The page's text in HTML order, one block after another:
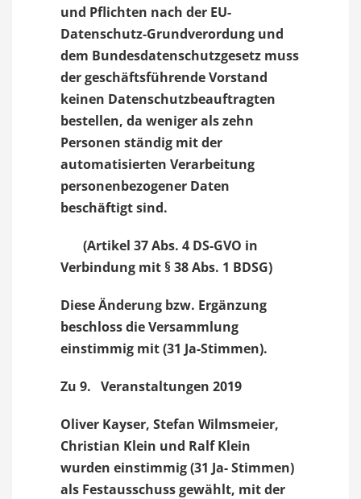
und Pflichten nach der EU-
Datenschutz-Grundverordung und
dem Bundesdatenschutzgesetz muss
der geschäftsführende Vorstand
keinen Datenschutzbeauftragten
bestellen, da weniger als zehn
Personen ständig mit der
automatisierten Verarbeitung
personenbezogener Daten
beschäftigt sind.
(Artikel 37 Abs. 4 DS-GVO in
Verbindung mit § 38 Abs. 1 BDSG)
Diese Änderung bzw. Ergänzung
beschloss die Versammlung
einstimmig mit (31 Ja-Stimmen).
Zu 9. Veranstaltungen 2019
Oliver Kayser, Stefan Wilmsmeier,
Christian Klein und Ralf Klein
wurden einstimmig (31 Ja- Stimmen)
als Festausschuss gewählt, mit der